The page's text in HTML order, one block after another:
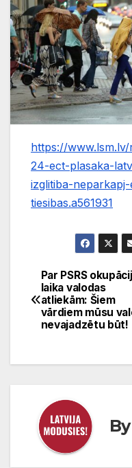
https://
24-ect-plasaka-
izglitiba-
tiesibas.a561931
Ziņu
izvēlne
Par PSRS
laika valodas
atliekām: Šiem
vārdiem mūsu
nevajadzētu būt!
By